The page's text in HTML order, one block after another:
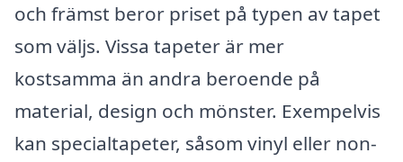
och främst beror priset på typen av tapet
som väljs. Vissa tapeter är mer
kostsamma än andra beroende på
material, design och mönster. Exempelvis
kan specialtapeter, såsom vinyl eller non-